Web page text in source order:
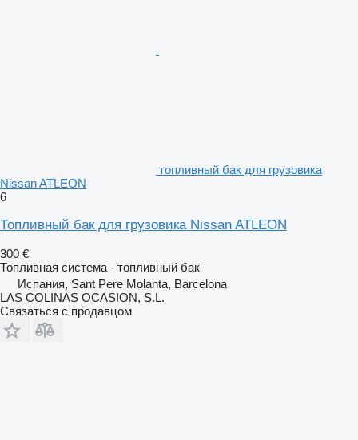
топливный бак для грузовика
Nissan ATLEON
6
Топливный бак для грузовика Nissan ATLEON
300 €
Топливная система - топливный бак
Испания, Sant Pere Molanta, Barcelona
LAS COLINAS OCASION, S.L.
Связаться с продавцом